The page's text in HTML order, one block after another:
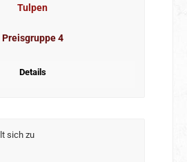
Tulpen
Preisgruppe 4
Details